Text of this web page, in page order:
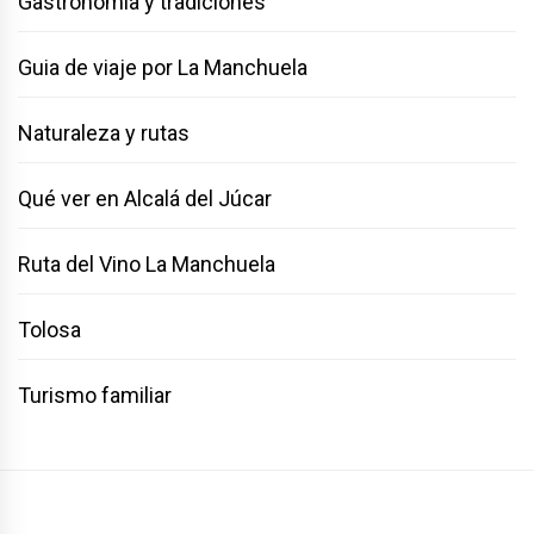
Guia de viaje por La Manchuela
Naturaleza y rutas
Qué ver en Alcalá del Júcar
Ruta del Vino La Manchuela
Tolosa
Turismo familiar